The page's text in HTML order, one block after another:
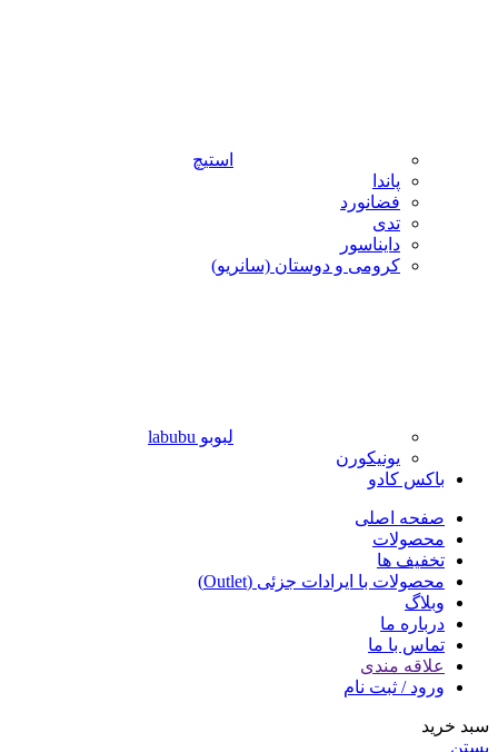
استیچ
پاندا
فضانورد
تدی
دایناسور
کرومی و دوستان (سانریو)
لبوبو labubu
یونیکورن
باکس کادو
صفحه اصلی
محصولات
تخفیف ها
محصولات با ایرادات جزئی (Outlet)
وبلاگ
درباره ما
تماس با ما
علاقه مندی
ورود / ثبت نام
سبد خرید
بستن